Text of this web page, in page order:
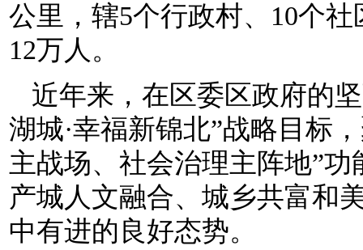
公里，辖5个行政村、10个
12万人。
近年来，在区委区政府的
湖城·幸福新锦北”战略目标
主战场、社会治理主阵地”
产城人文融合、城乡共富和
中有进的良好态势。